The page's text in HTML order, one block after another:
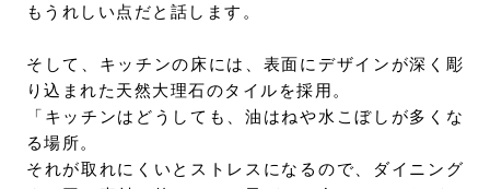
もうれしい点だと話します。
そして、キッチンの床には、表面にデザインが深く彫
り込まれた天然大理石のタイルを採用。
「キッチンはどうしても、油はねや水こぼしが多くな
る場所。
それが取れにくいとストレスになるので、ダイニング